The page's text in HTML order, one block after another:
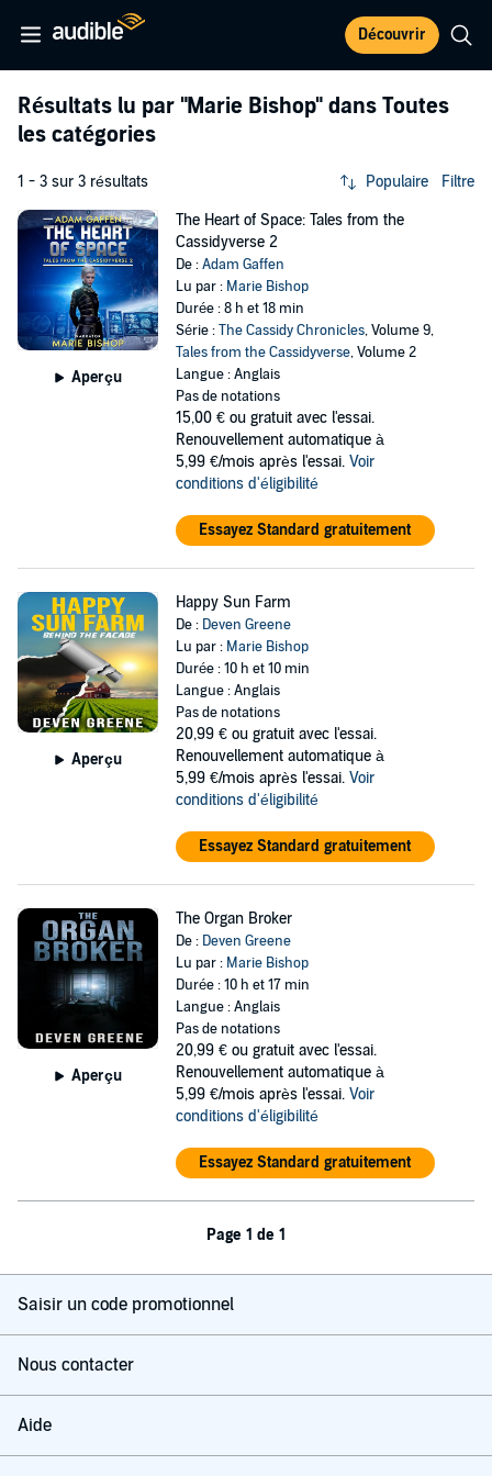
Découvrir
Résultats lu par "Marie Bishop" dans Toutes
les catégories
1 - 3 sur 3 résultats Populaire Filtre
Aperçu
The Heart of Space: Tales from the
Cassidyverse 2
De :Adam Gaffen
Lu par : Marie Bishop
Durée : 8 h et 18 min
Série :The Cassidy Chronicles, Volume 9,
Tales from the Cassidyverse, Volume 2
Langue : Anglais
Pas de notations
15,00 € ou gratuit avec l'essai.
Renouvellement automatique à
5,99 €/mois après l'essai. Voir
conditions d'éligibilité
Essayez Standard gratuitement
Aperçu
Happy Sun Farm
De : Deven Greene
Lu par : Marie Bishop
Durée : 10 h et 10 min
Langue : Anglais
Pas de notations
20,99 € ou gratuit avec l'essai.
Renouvellement automatique à
5,99 €/mois après l'essai. Voir
conditions d'éligibilité
Essayez Standard gratuitement
Aperçu
The Organ Broker
De : Deven Greene
Lu par : Marie Bishop
Durée : 10 h et 17 min
Langue : Anglais
Pas de notations
20,99 € ou gratuit avec l'essai.
Renouvellement automatique à
5,99 €/mois après l'essai. Voir
conditions d'éligibilité
Essayez Standard gratuitement
Page 1 de 1
Saisir un code promotionnel
Nous contacter
Aide